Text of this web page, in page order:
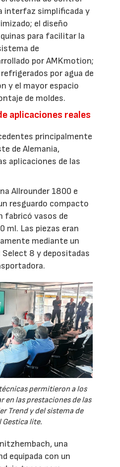
interfaz simplificada y
el diseño
para facilitar la
de
por AMKmotion;
por agua de
y el mayor espacio
de moldes.
aplicaciones reales
principalmente
de Alemania,
aplicaciones de las
Allrounder 1800 e
resguardo compacto
fabricó vasos de
ml. Las piezas eran
mediante un
8 y depositadas
permitieron a los
en las prestaciones de las
Trend y del sistema de
lite.
una
equipada con un